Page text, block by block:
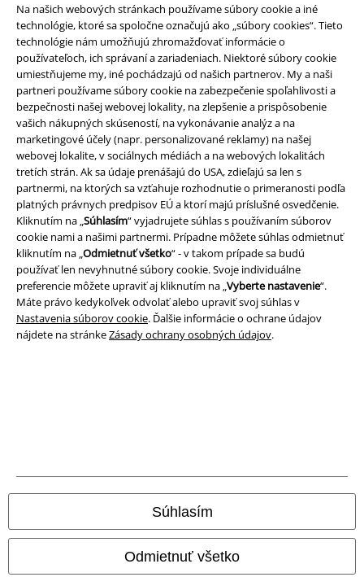
Na našich webových stránkach používame súbory cookie a iné
technológie, ktoré sa spoločne označujú ako „súbory cookies“. Tieto
technológie nám umožňujú zhromažďovať informácie o
používateľoch, ich správaní a zariadeniach. Niektoré súbory cookie
umiestňujeme my, iné pochádzajú od našich partnerov. My a naši
partneri používame súbory cookie na zabezpečenie spoľahlivosti a
bezpečnosti našej webovej lokality, na zlepšenie a prispôsobenie
vašich nákupných skúseností, na vykonávanie analýz a na
marketingové účely (napr. personalizované reklamy) na našej
webovej lokalite, v sociálnych médiách a na webových lokalitách
tretích strán. Ak sa údaje prenášajú do USA, zdieľajú sa len s
partnermi, na ktorých sa vzťahuje rozhodnutie o primeranosti podľa
platných právnych predpisov EÚ a ktorí majú príslušné osvedčenie.
Kliknutím na „Súhlasím“ vyjadrujete súhlas s používaním súborov
cookie nami a našimi partnermi. Prípadne môžete súhlas odmietnuť
kliknutím na „Odmietnuť všetko“ - v takom prípade sa budú
používať len nevyhnutné súbory cookie. Svoje individuálne
preferencie môžete upraviť aj kliknutím na „Vyberte nastavenie“.
Máte právo kedykoľvek odvolať alebo upraviť svoj súhlas v
Nastavenia súborov cookie. Ďalšie informácie o ochrane údajov
nájdete na stránkeZásady ochrany osobných údajov.
Súhlasím
Odmietnuť všetko
Právne informácie
Podmienky
Imprint
Ochrana osobných údajov
Likvidácia odpadu a ochrana životného prostredia
Vyhlásenie o zhode
© 1986-2026 EMP Merchandising